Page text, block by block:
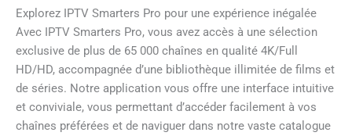
Explorez IPTV Smarters Pro pour une expérience inégalée
Avec IPTV Smarters Pro, vous avez accès à une sélection
exclusive de plus de 65 000 chaînes en qualité 4K/Full
HD/HD, accompagnée d’une bibliothèque illimitée de films et
de séries. Notre application vous offre une interface intuitive
et conviviale, vous permettant d’accéder facilement à vos
chaînes préférées et de naviguer dans notre vaste catalogue